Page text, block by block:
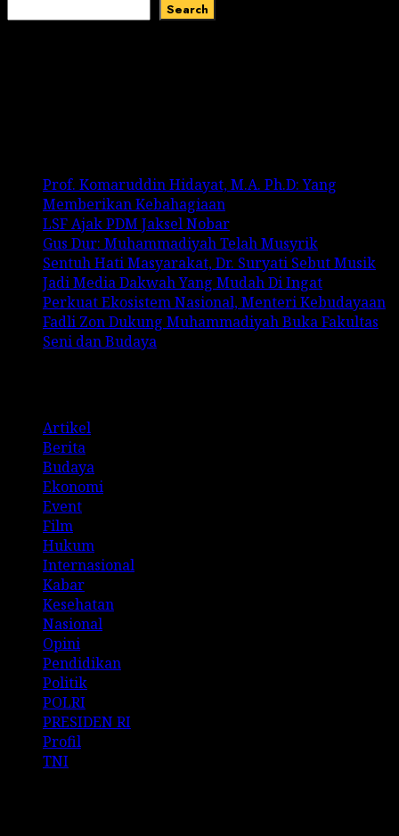
Search
Prof. Komaruddin Hidayat, M.A. Ph.D: Yang
Memberikan Kebahagiaan
LSF Ajak PDM Jaksel Nobar
Gus Dur: Muhammadiyah Telah Musyrik
Sentuh Hati Masyarakat, Dr. Suryati Sebut Musik
Jadi Media Dakwah Yang Mudah Di Ingat
Perkuat Ekosistem Nasional, Menteri Kebudayaan
Fadli Zon Dukung Muhammadiyah Buka Fakultas
Seni dan Budaya
Artikel
Berita
Budaya
Ekonomi
Event
Film
Hukum
Internasional
Kabar
Kesehatan
Nasional
Opini
Pendidikan
Politik
POLRI
PRESIDEN RI
Profil
TNI